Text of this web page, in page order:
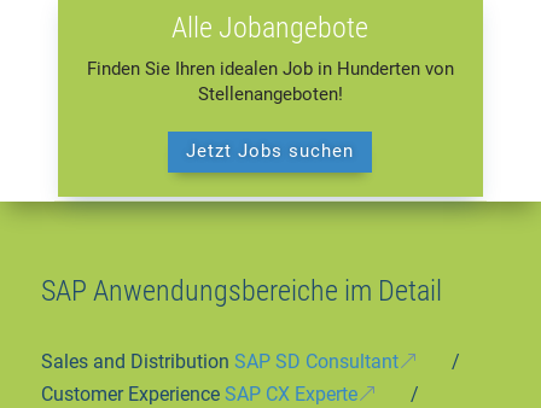
Alle Jobangebote
Finden Sie Ihren idealen Job in Hunderten von
Stellenangeboten!
Jetzt Jobs suchen
SAP Anwendungsbereiche im Detail
Sales and Distribution SAP SD Consultant
/
Customer Experience SAP CX Experte
/